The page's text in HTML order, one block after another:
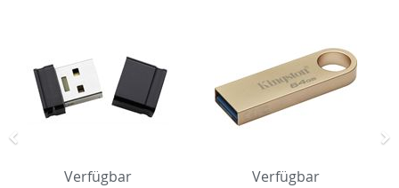
Verfügbar Verfügbar
Zurück